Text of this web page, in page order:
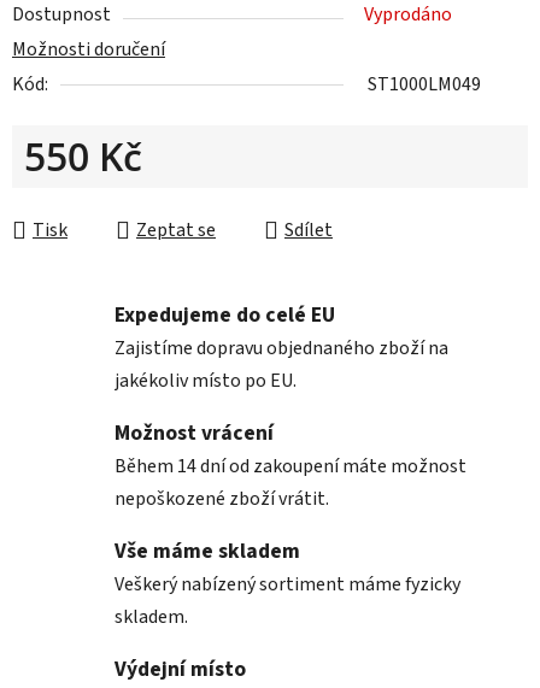
Dostupnost
Vyprodáno
Možnosti doručení
Kód:
ST1000LM049
550 Kč
Tisk
Zeptat se Sdílet
Expedujeme do celé EU
Zajistíme dopravu objednaného zboží na
jakékoliv místo po EU.
Možnost vrácení
Během 14 dní od zakoupení máte možnost
nepoškozené zboží vrátit.
Vše máme skladem
Veškerý nabízený sortiment máme fyzicky
skladem.
Výdejní místo